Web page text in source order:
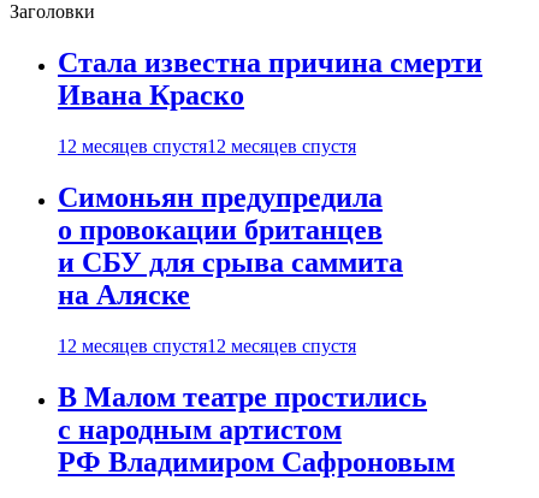
Заголовки
Стала известна причина смерти
Ивана Краско
12 месяцев спустя12 месяцев спустя
Симоньян предупредила
о провокации британцев
и СБУ для срыва саммита
на Аляске
12 месяцев спустя12 месяцев спустя
В Малом театре простились
с народным артистом
РФ Владимиром Сафроновым